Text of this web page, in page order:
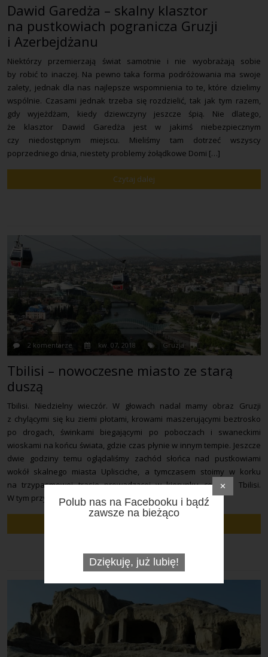
Dawid Garedża – skalny klasztor
na pustkowiach pogranicza Gruzji
i Azerbejdżanu
Niektórzy przemierzają świat samotnie i nie wyobrażają sobie
by robić to inaczej. Na pewno taka forma podróżowania ma swoje
zalety, jednak dla nas najlepsze wspomnienia to te, które dzielimy
wspólnie. Czasami jednak trzeba się rozdzielić, tak jak tym razem,
gdy wyjeżdżam, kiedy dziewczyny jeszcze śpią. Nie dlatego,
że klasztor Dawid Garedża jest w jakimś niebezpiecznym
czy niedostępnym miejscu. Mieliśmy tam dotrzeć wszyscy
poprzedniego dnia, niestety problemy żołądkowe Domi […]
Czytaj dalej
2 komentarze kw. 07, 2018 Gruzja
Tbilisi – nowoczesne miasto ze starą
duszą
Tbilisi. Niedzielny wieczór. W głowach nadal mamy obraz Gruzji
z chylącymi się ku ziemi płotami, krowami maszerującymi beztrosko
po drogach, świnkami biegającymi po poboczach i swaneckimi
wioskami na końcu świata, gdzie czas płynie w innym tempie. Jeszcze
dwie godziny temu oglądaliśmy zachód słońca nad pustkowiami
wokół skalnego miasta Uplisciche, a tymczasem stoimy w korku
na trzypasmowej trasie prowadzącej w kierunku centrum Tbilisi.
W tym przypadku określenie trzypasmowa jest […]
Polub nas na Facebooku i bądź
zawsze na bieżąco
✕
Dziękuję, już lubię!